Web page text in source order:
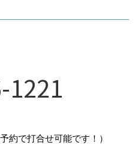
法令およびその他の
を適正に取り扱いま
1221
で打合せ可能です！）